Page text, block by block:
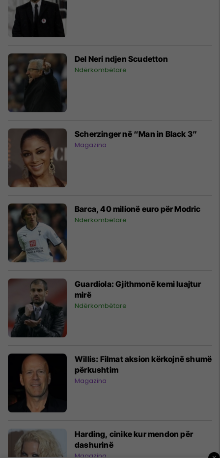
Del Neri ndjen Scudetton
Ndërkombëtare
Scherzinger në “Man in Black 3”
Magazina
Barca, 40 milionë euro për Modric
Ndërkombëtare
Guardiola: Gjithmonë kemi luajtur
mirë
Ndërkombëtare
Willis: Filmat aksion kërkojnë shumë
përkushtim
Magazina
Harding, cinike kur mendon për
dashurinë
Magazina